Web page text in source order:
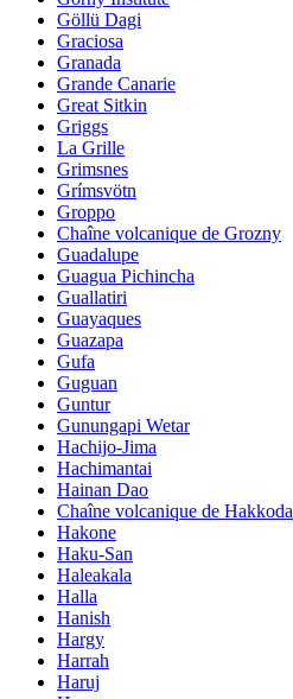
Göllü Dagi
Graciosa
Granada
Grande Canarie
Great Sitkin
Griggs
La Grille
Grimsnes
Grímsvötn
Groppo
Chaîne volcanique de Grozny
Guadalupe
Guagua Pichincha
Guallatiri
Guayaques
Guazapa
Gufa
Guguan
Guntur
Gunungapi Wetar
Hachijo-Jima
Hachimantai
Hainan Dao
Chaîne volcanique de Hakkoda
Hakone
Haku-San
Haleakala
Halla
Hanish
Hargy
Harrah
Haruj